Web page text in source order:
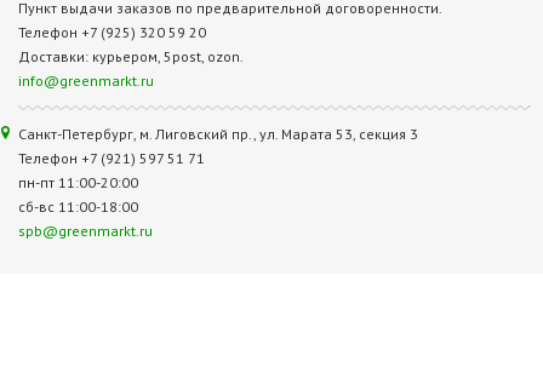
Пункт выдачи заказов по предварительной договоренности.
Телефон +7 (925) 320 59 20
Доставки: курьером, 5post, ozon.
info@greenmarkt.ru
Санкт-Петербург, м. Лиговский пр., ул. Марата 53, секция 3
Телефон +7 (921) 597 51 71
пн-пт 11:00-20:00
сб-вс 11:00-18:00
spb@greenmarkt.ru